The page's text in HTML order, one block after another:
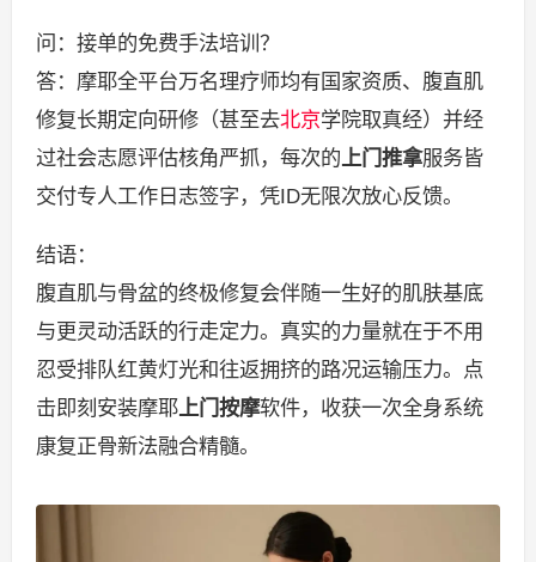
问：接单的免费手法培训？
答：摩耶全平台万名理疗师均有国家资质、腹直肌
修复长期定向研修（甚至去北京学院取真经）并经
过社会志愿评估核角严抓，每次的 上门推拿服务皆
交付专人工作日志签字，凭ID无限次放心反馈。
结语：
腹直肌与骨盆的终极修复会伴随一生好的肌肤基底
与更灵动活跃的行走定力。真实的力量就在于不用
忍受排队红黄灯光和往返拥挤的路况运输压力。点
击即刻安装摩耶上门按摩软件，收获一次全身系统
康复正骨新法融合精髓。